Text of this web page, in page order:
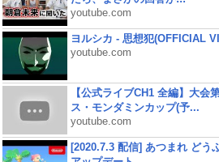
youtube.com
ヨルシカ - 思想犯(OFFICIAL
youtube.com
【公式ライブCH1 全編】大会
ス・モンダミンカップ(予...
youtube.com
[2020.7.3 配信] あつまれ どう